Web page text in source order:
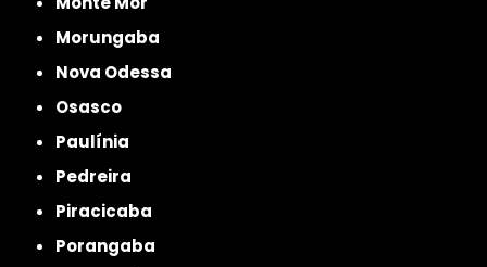
Morungaba
Nova Odessa
Osasco
Paulínia
Pedreira
Piracicaba
Porangaba